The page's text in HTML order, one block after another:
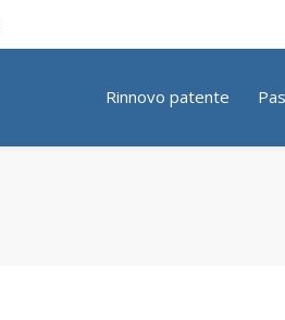
Rinnovo patente